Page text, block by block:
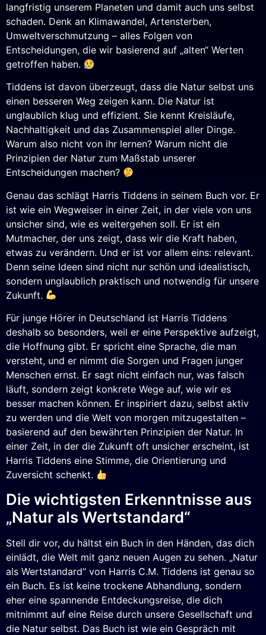
langfristig unserem Planeten und damit auch uns selbst
schaden. Denk an Klimawandel, Artensterben,
Umweltverschmutzung – alles Folgen von
Entscheidungen, die wir basierend auf „alten“ Werten
getroffen haben.
Tiddens ist davon überzeugt, dass die Natur selbst uns
einen besseren Weg zeigen kann. Die Natur ist
unglaublich klug und effizient. Sie kennt Kreisläufe,
Nachhaltigkeit und das Zusammenspiel aller Dinge.
Warum also nicht von ihr lernen? Warum nicht die
Prinzipien der Natur zum Maßstab unserer
Entscheidungen machen?
Genau das schlägt Harris Tiddens in seinem Buch vor. Er
ist wie ein Wegweiser in einer Zeit, in der viele von uns
unsicher sind, wie es weitergehen soll. Er ist ein
Mutmacher, der uns zeigt, dass wir die Kraft haben,
etwas zu verändern. Und er ist vor allem eins: relevant.
Denn seine Ideen sind nicht nur schön und idealistisch,
sondern unglaublich praktisch und notwendig für unsere
Zukunft.
Für junge Hörer in Deutschland ist Harris Tiddens
deshalb so besonders, weil er eine Perspektive aufzeigt,
die Hoffnung gibt. Er spricht eine Sprache, die man
versteht, und er nimmt die Sorgen und Fragen junger
Menschen ernst. Er sagt nicht einfach nur, was falsch
läuft, sondern zeigt konkrete Wege auf, wie wir es
besser machen können. Er inspiriert dazu, selbst aktiv
zu werden und die Welt von morgen mitzugestalten –
basierend auf den bewährten Prinzipien der Natur. In
einer Zeit, in der die Zukunft oft unsicher erscheint, ist
Harris Tiddens eine Stimme, die Orientierung und
Zuversicht schenkt.
Die wichtigsten Erkenntnisse aus
„Natur als Wertstandard“
Stell dir vor, du hältst ein Buch in den Händen, das dich
einlädt, die Welt mit ganz neuen Augen zu sehen. „Natur
als Wertstandard“ von Harris C.M. Tiddens ist genau so
ein Buch. Es ist keine trockene Abhandlung, sondern
eher eine spannende Entdeckungsreise, die dich
mitnimmt auf eine Reise durch unsere Gesellschaft und
die Natur selbst. Das Buch ist wie ein Gespräch mit